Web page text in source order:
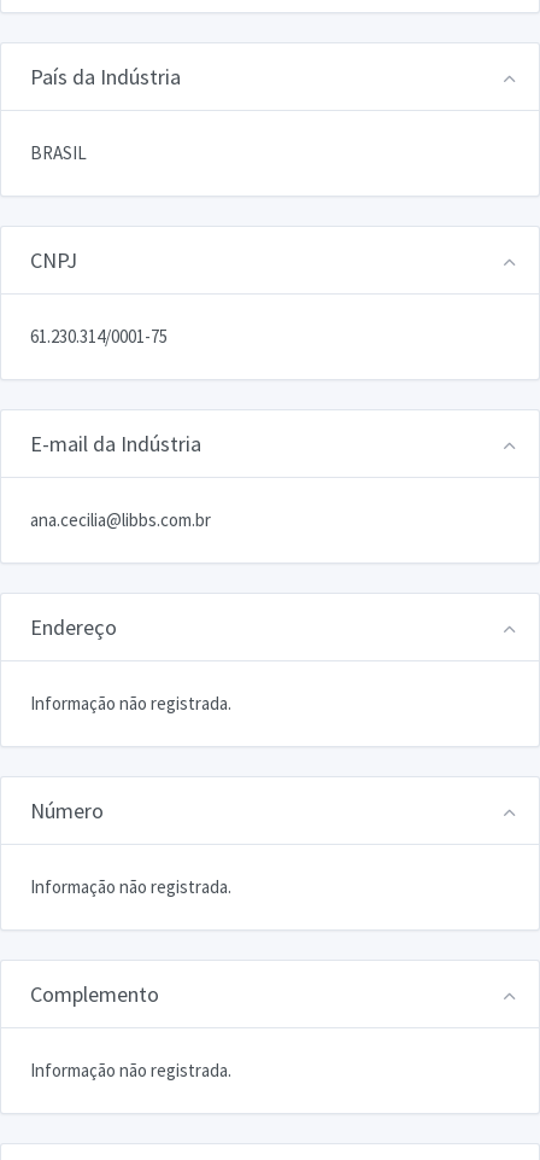
País da Indústria
BRASIL
CNPJ
61.230.314/0001-75
E-mail da Indústria
ana.cecilia@libbs.com.br
Endereço
Informação não registrada.
Número
Informação não registrada.
Complemento
Informação não registrada.